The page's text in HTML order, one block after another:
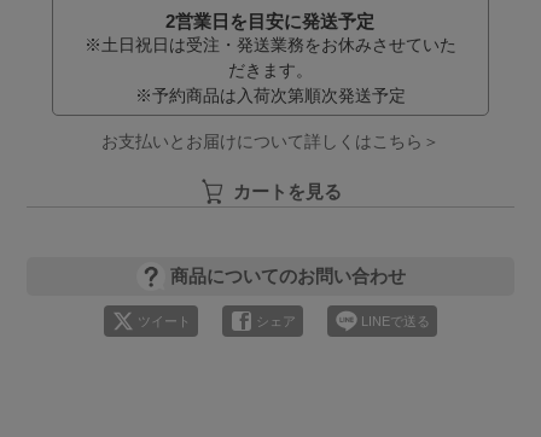
2営業日を目安に発送予定
※土日祝日は受注・発送業務をお休みさせていた
だきます。
※予約商品は入荷次第順次発送予定
お支払いとお届けについて詳しくはこちら＞
カートを見る
商品についてのお問い合わせ
ツイート シェア LINEで送る